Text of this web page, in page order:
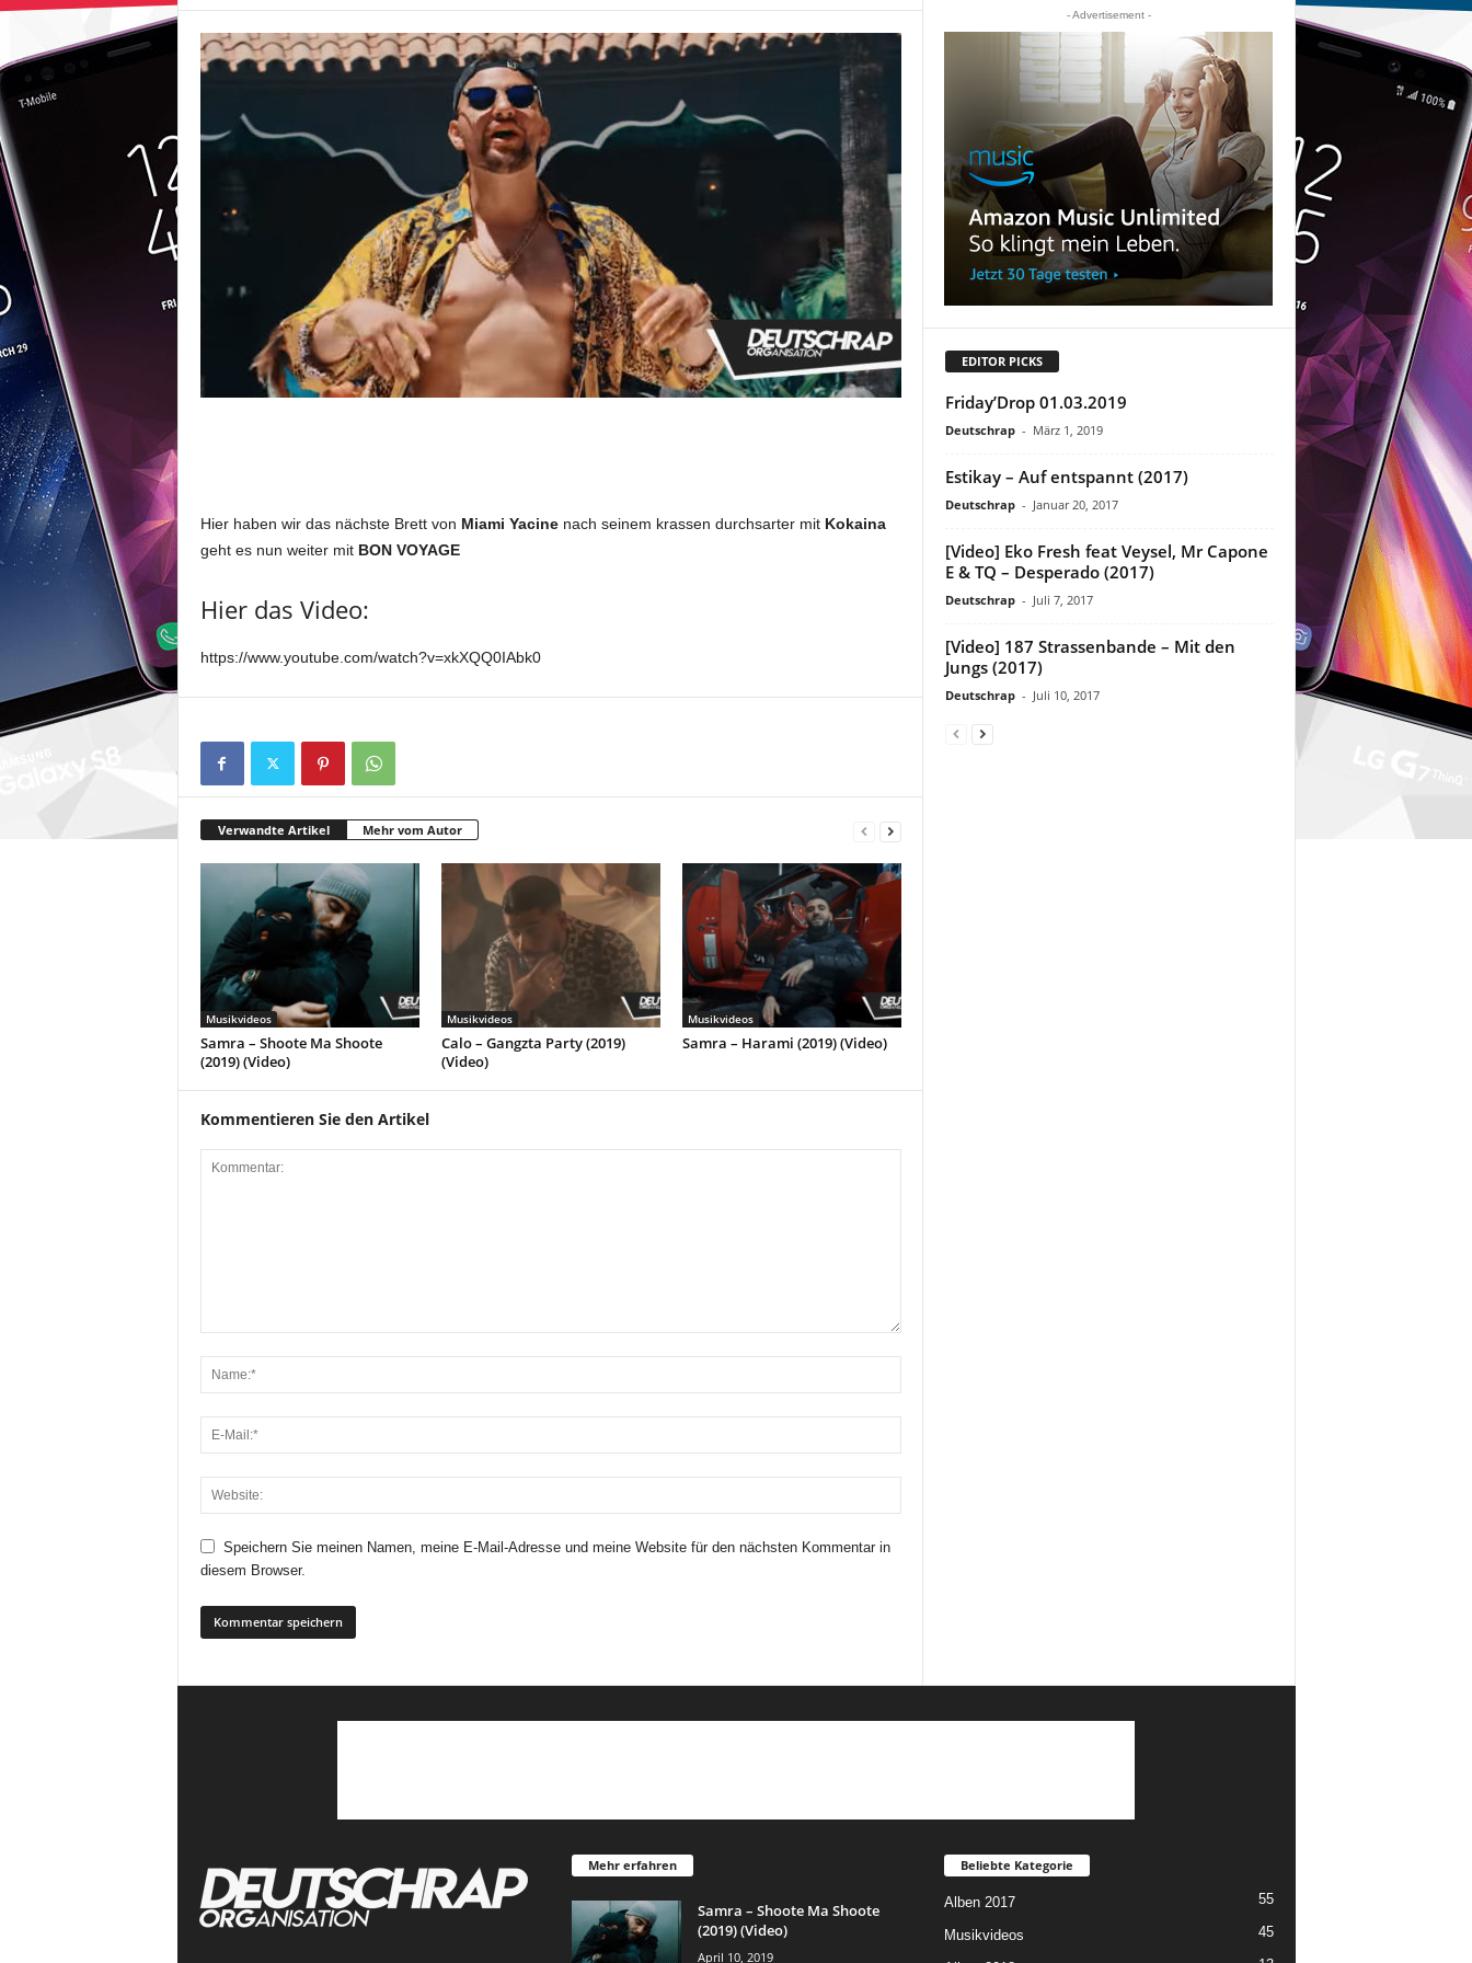
Hier haben wir das nächste Brett von Miami Yacine nach seinem krassen durchsarter mit Kokaina
geht es nun weiter mit BON VOYAGE
Hier das Video:
https://www.youtube.com/watch?v=xkXQQ0IAbk0
Verwandte Artikel Mehr vom Autor
Musikvideos
Samra – Shoote Ma Shoote
(2019) (Video)
Musikvideos
Calo – Gangzta Party (2019)
(Video)
Musikvideos
Samra – Harami (2019) (Video)
Kommentieren Sie den Artikel
Speichern Sie meinen Namen, meine E-Mail-Adresse und meine Website für den nächsten Kommentar in
diesem Browser.
- Advertisement -
EDITOR PICKS
Friday’Drop 01.03.2019
Deutschrap - März 1, 2019
Estikay – Auf entspannt (2017)
Deutschrap - Januar 20, 2017
[Video] Eko Fresh feat Veysel, Mr Capone
E & TQ – Desperado (2017)
Deutschrap - Juli 7, 2017
[Video] 187 Strassenbande – Mit den
Jungs (2017)
Deutschrap - Juli 10, 2017
Mehr erfahren
Samra – Shoote Ma Shoote
(2019) (Video)
April 10, 2019
Beliebte Kategorie
Alben 2017 55
Musikvideos 45